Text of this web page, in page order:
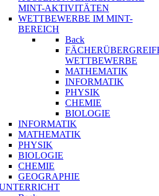
MINT-AKTIVITÄTEN
WETTBEWERBE IM MINT-
BEREICH
Back
WETTBEWERBE
MATHEMATIK
INFORMATIK
PHYSIK
CHEMIE
BIOLOGIE
INFORMATIK
MATHEMATIK
PHYSIK
BIOLOGIE
CHEMIE
GEOGRAPHIE